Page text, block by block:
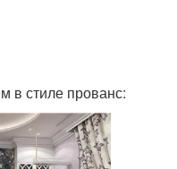
в стиле прованс: